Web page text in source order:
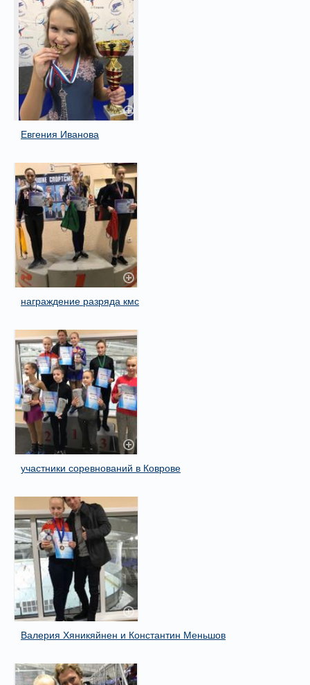
Евгения Иванова
награждение разряда кмс
участники соревнований в Коврове
Валерия Хяникяйнен и Константин Меньшов